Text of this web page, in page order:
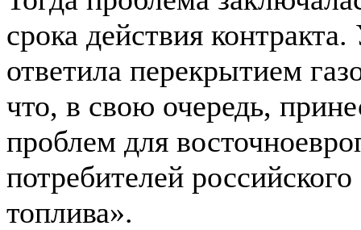
срока действия
ответила перекрытием
что, в свою очередь,
проблем для
потребителей российского
топлива».